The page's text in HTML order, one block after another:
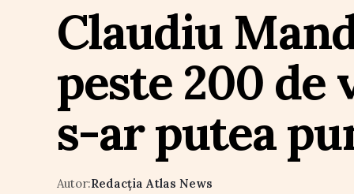
Claudiu
peste 200 de
s-ar putea
Autor:Redacția Atlas News